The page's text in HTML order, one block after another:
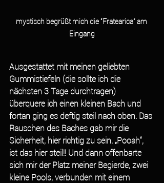
mystisch begrüßt mich die "Fratearica" am
Eingang
Ausgestattet mit meinen geliebten
Gummistiefeln (die sollte ich die
nächsten 3 Tage durchtragen)
überquere ich einen kleinen Bach und
fortan ging es deftig steil nach oben. Das
Rauschen des Baches gab mir die
Sicherheit, hier richtig zu sein. „Pooah“,
ist das hier steil!! Und dann offenbarte
sich mir der Platz meiner Begierde, zwei
kleine Pools, verbunden mit einem